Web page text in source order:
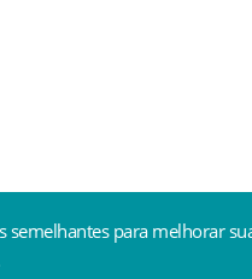
para melhorar